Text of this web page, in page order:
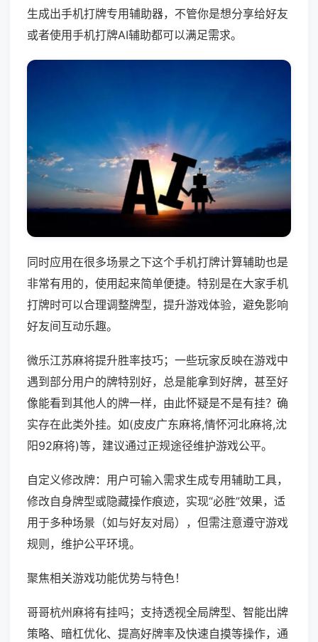
生成出手机打牌专用辅助器，不管你是想分享给好友
或者使用手机打牌AI辅助都可以满足需求。
同时应用在很多场景之下这个手机打牌计算辅助也是
非常有用的，使用起来简单便捷。特别是在大家手机
打牌时可以合理调整牌型，提升游戏体验，避免影响
好友间互动乐趣。
微乐江苏麻将提升胜率技巧；一些玩家反映在游戏中
遇到部分用户的牌特别好，总是能拿到好牌，甚至好
像能看到其他人的牌一样，由此怀疑是不是有挂？确
实存在此类外挂。如(皮皮广东麻将,情怀河北麻将,沈
阳92麻将)等，建议通过正规途径维护游戏公平。
自定义修改牌：用户可输入需求生成专用辅助工具，
修改自身牌型或隐藏操作痕迹，实现“必胜”效果，适
用于多种场景（如与好友对局），但需注意遵守游戏
规则，维护公平环境。
聚焦相关游戏功能优势与特色！
哥哥杭州麻将有挂吗；支持透视全局牌型、智能出牌
策略、暗杠优化、提高好牌率及快速自摸等操作，通